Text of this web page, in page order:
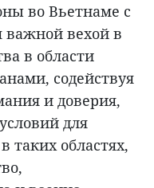
во Вьетнаме с
важной вехой в
в области
содействуя
и доверия,
для
таких областях,